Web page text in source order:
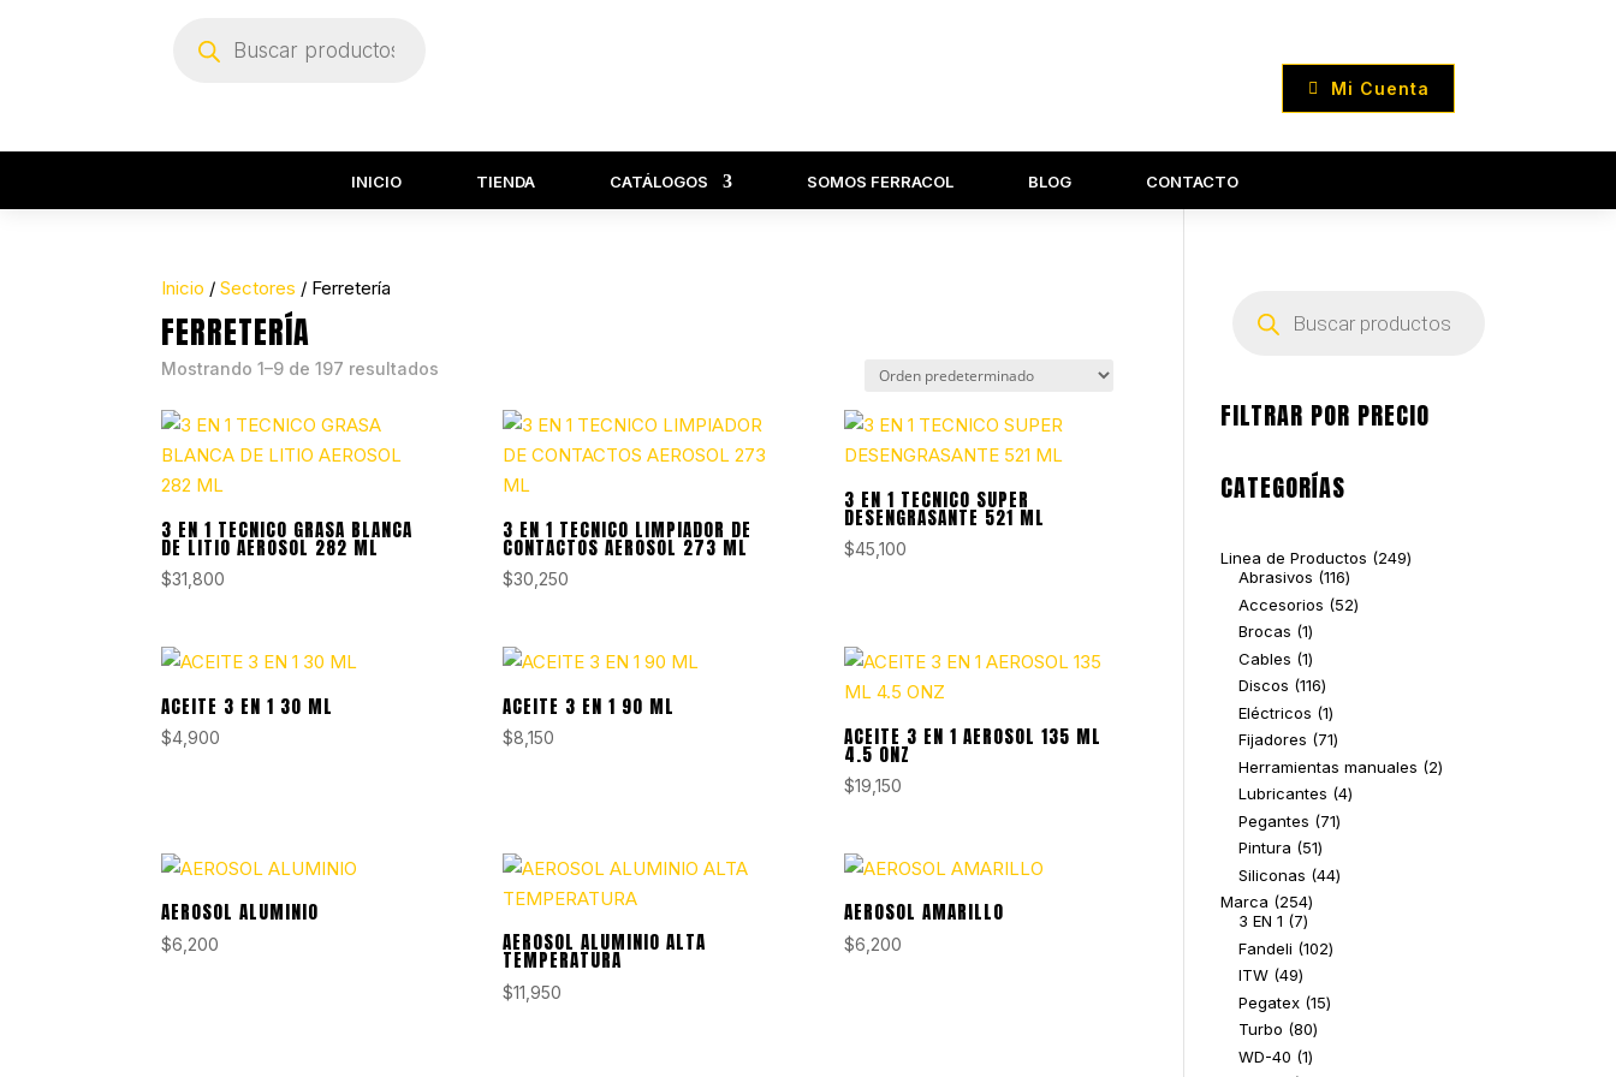
productos
Mi Cuenta
INICIO TIENDA CATÁLOGOS SOMOS FERRACOL BLOG CONTACTO
Inicio /Sectores / Ferretería
FERRETERÍA
Mostrando 1–9 de 197 resultados
3 EN 1 TECNICO GRASA BLANCA
DE LITIO AEROSOL 282 ML
$31,800
3 EN 1 TECNICO LIMPIADOR DE
CONTACTOS AEROSOL 273 ML
$30,250
3 EN 1 TECNICO SUPER
DESENGRASANTE 521 ML
$45,100
ACEITE 3 EN 1 30 ML
$4,900
ACEITE 3 EN 1 90 ML
$8,150 ACEITE 3 EN 1 AEROSOL 135 ML
4.5 ONZ
$19,150
AEROSOL ALUMINIO
$6,200 AEROSOL ALUMINIO ALTA
TEMPERATURA
$11,950
AEROSOL AMARILLO
$6,200
productos
FILTRAR POR PRECIO
CATEGORÍAS
Linea de Productos 249249
Abrasivos 116116
productos
Accesorios 5252
Brocas 11
producto
Cables 11
producto
Discos 116116
productos
Eléctricos 11
producto
Fijadores 7171
Herramientas manuales 22
Lubricantes 44
Pegantes 7171
Pintura 5151
productos
Siliconas 4444
Marca 254254
3 EN 1 77
productos
Fandeli 102102
ITW 4949
productos
Pegatex 1515
Turbo 8080
WD-40 11